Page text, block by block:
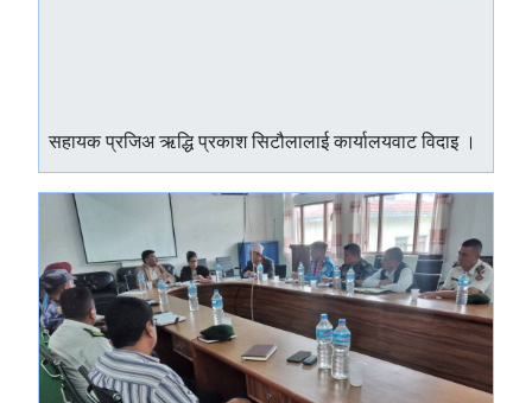
सहायक प्रजिअ ऋद्धि प्रकाश सिटौलालाई कार्यालयवाट विदाइ ।